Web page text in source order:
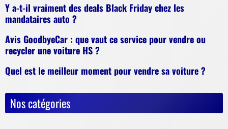
Y a-t-il vraiment des deals Black Friday chez les
mandataires auto ?
Avis GoodbyeCar : que vaut ce service pour vendre ou
recycler une voiture HS ?
Quel est le meilleur moment pour vendre sa voiture ?
Nos catégories